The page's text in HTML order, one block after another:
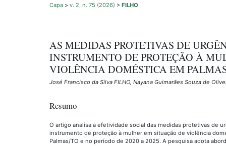
Capa > v. 2, n. 75 (2026) > FILHO
AS MEDIDAS PROTETIVAS DE
INSTRUMENTO DE PROTEÇÃO À
VIOLÊNCIA DOMÉSTICA EM
José Francisco da Silva FILHO, Nayana Guimarães Souza de
Resumo
O artigo analisa a efetividade social das medidas protetivas de
instrumento de proteção à mulher em situação de violência
Palmas/TO e no período de 2020 a 2025. A pesquisa adota